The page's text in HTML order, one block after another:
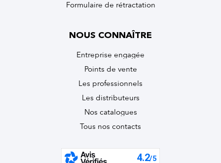
Formulaire de rétractation
NOUS CONNAÎTRE
Entreprise engagée
Points de vente
Les professionnels
Les distributeurs
Nos catalogues
Tous nos contacts